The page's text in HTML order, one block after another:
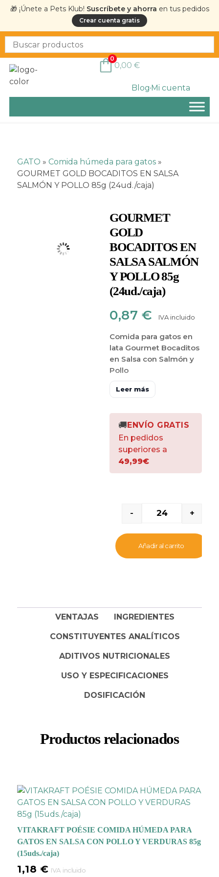
🎁 ¡Únete a Pets Klub! Suscríbete y ahorra en tus pedidos
Crear cuenta gratis
BlogMi cuenta
0
0,00 €
GATO » Comida húmeda para gatos »
GOURMET GOLD BOCADITOS EN SALSA
SALMÓN Y POLLO 85g (24ud./caja)
GOURMET
GOLD
BOCADITOS EN
SALSA SALMÓN
Y POLLO 85g
(24ud./caja)
0,87 € IVA incluido
Comida para gatos en
lata Gourmet Bocaditos
en Salsa con Salmón y
Pollo
Gourmet Gold Bocaditos
en Salsa con Salmón y
Pollo es un alimento
húmedo para gatos de
la más alta calidad,
indicado para mascotas
adultas sanas. Esta
deliciosa variedad
una cremosa salsa
. Esta
su paladar. A los felinos
les encanta probar
diferentes sensaciones y
El olor irresistible del
alimento para gatos
Gourmet Gold atraerá a
principio. Estareceta
pollode delicioso sabor
suaves tropezones de
carne y pescado de
El momento de la
comida se convertirá un
Todos los gatos se
gama de Purina
Gourmet Gold. Así
Leer más
🚚 ENVÍO GRATIS
En pedidos
superiores a
49,99€
- +
Añadir al carrito
VENTAJAS INGREDIENTES
CONSTITUYENTES ANALÍTICOS
ADITIVOS NUTRICIONALES
USO Y ESPECIFICACIONES
DOSIFICACIÓN
Productos relacionados
VITAKRAFT POÉSIE COMIDA HÚMEDA PARA
GATOS EN SALSA CON POLLO Y VERDURAS 85g
(15uds./caja)
1,18 € IVA incluido